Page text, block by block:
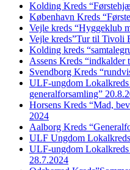
Kolding Kreds
København Kreds
Vejle kreds “Hyggeklub
Vejle kreds”Tur til Tivoli
Kolding kreds
Assens Kreds “indkalder
Svendborg Kreds
ULF-ungdom
generalforsamling”
Horsens Kreds “Mad,
2024
Aalborg Kreds
ULF Ungdom
ULF-ungdom
28.7.2024